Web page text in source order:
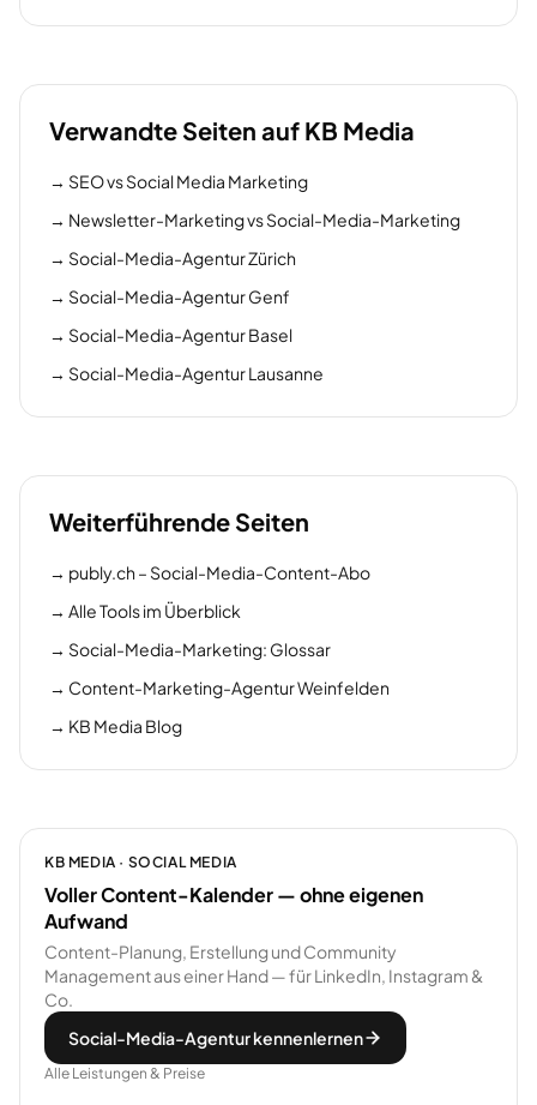
Verwandte Seiten auf KB Media
→ SEO vs Social Media Marketing
→ Newsletter-Marketing vs Social-Media-Marketing
→ Social-Media-Agentur Zürich
→ Social-Media-Agentur Genf
→ Social-Media-Agentur Basel
→ Social-Media-Agentur Lausanne
Weiterführende Seiten
→ publy.ch – Social-Media-Content-Abo
→ Alle Tools im Überblick
→ Social-Media-Marketing: Glossar
→ Content-Marketing-Agentur Weinfelden
→ KB Media Blog
KB MEDIA · SOCIAL MEDIA
Voller Content-Kalender — ohne eigenen
Aufwand
Content-Planung, Erstellung und Community
Management aus einer Hand — für LinkedIn, Instagram &
Co.
Social-Media-Agentur kennenlernen
Alle Leistungen & Preise